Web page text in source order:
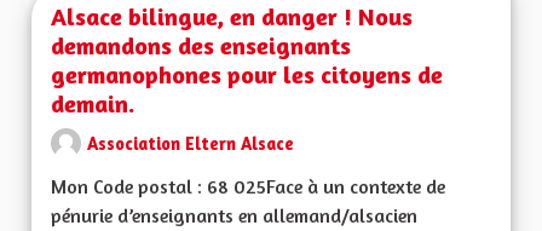
Alsace bilingue, en danger ! Nous
demandons des enseignants
germanophones pour les citoyens de
demain.
Association Eltern Alsace
Mon Code postal : 68 025Face à un contexte de
pénurie d’enseignants en allemand/alsacien